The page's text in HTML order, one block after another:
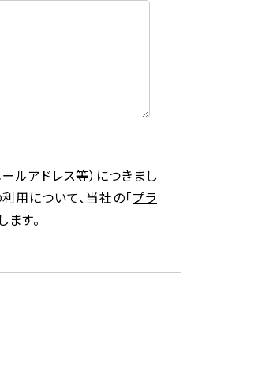
ルアドレス等）につきまし
用について、当社の「プラ
す。